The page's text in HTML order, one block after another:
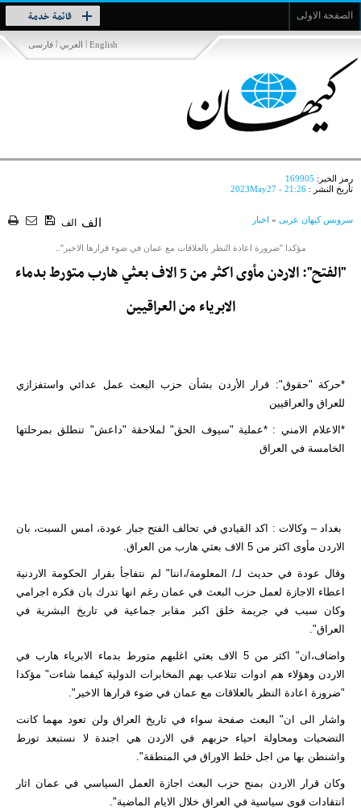
الصفحة الاولى قائمة خدمة
Toggle
navigation
فارسی | العربي | English
رمز الخبر: 169905
تأريخ النشر : 2023May27 - 21:26
سرویس کیهان عربی » اخبار الف الف
مؤكدا "ضرورة اعادة النظر بالعلاقات مع عمان في ضوء قرارها الاخير"..
"الفتح": الاردن مأوى اكثر من 5 الاف بعثي هارب متورط بدماء
الابرياء من العراقيين
*حركة "حقوق": قرار الأردن بشأن حزب البعث عمل عدائي واستفزازي
للعراق والعراقيين
*الاعلام الامني : *عملية "سيوف الحق" لملاحقة "داعش" تنطلق بمرحلتها
الخامسة في العراق
بغداد – وكالات : اكد القيادي في تحالف الفتح جبار عودة، امس السبت، بان
الاردن مأوى اكثر من 5 الاف بعثي هارب من العراق.
وقال عودة في حديث لـ/ المعلومة/،اننا" لم نتفاجأ بقرار الحكومة الاردنية
اعطاء الاجازة لعمل حزب البعث في عمان رغم انها تدرك بان فكره اجرامي
وكان سبب في جريمة خلق اكبر مقابر جماعية في تاريخ البشرية في
العراق".
واضاف،ان" اكثر من 5 الاف بعثي اغلبهم متورط بدماء الابرياء هارب في
الاردن وهؤلاء هم ادوات تتلاعب بهم المخابرات الدولية كيفما شاءت" مؤكدا
"ضرورة اعادة النظر بالعلاقات مع عمان في ضوء قرارها الاخير".
واشار الى ان" البعث صفحة سواء في تاريخ العراق ولن تعود مهما كانت
التضحيات ومحاولة احياء حزبهم في الاردن هي اجندة لا نستبعد تورط
واشنطن بها من اجل خلط الاوراق في المنطقة".
وكان قرار الاردن بمنح حزب البعث اجازة العمل السياسي في عمان اثار
انتقادات قوى سياسية في العراق خلال الايام الماضية".